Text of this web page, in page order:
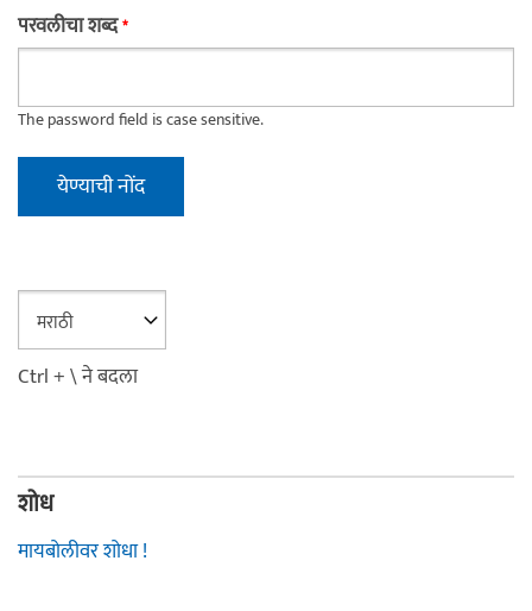
परवलीचा शब्द*
The password field is case sensitive.
Ctrl + \ ने बदला
शोध
मायबोलीवर शोधा !